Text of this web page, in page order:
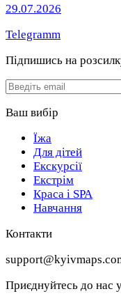
29.07.2026
Telegramm
Підпишись на
Email
Ваш вибір
Їжа
Для дітей
Екскурсії
Екстрім
Краса і SPA
Навчання
Контакти
Приєднуйтесь до нас